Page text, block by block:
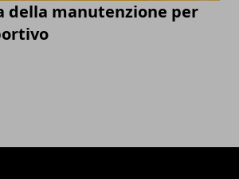
della manutenzione per